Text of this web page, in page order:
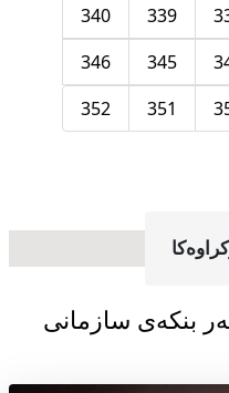
339
340
345
346
351
352
بنکەی سازمانی